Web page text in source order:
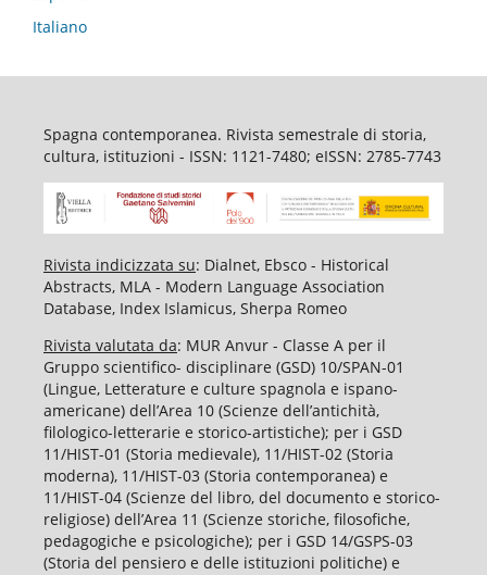
Italiano
Spagna contemporanea. Rivista semestrale di storia,
cultura, istituzioni - ISSN: 1121-7480; eISSN: 2785-7743
Rivista indicizzata su: Dialnet, Ebsco - Historical
Abstracts, MLA - Modern Language Association
Database, Index Islamicus, Sherpa Romeo
Rivista valutata da: MUR Anvur - Classe A per il
Gruppo scientifico- disciplinare (GSD) 10/SPAN-01
(Lingue, Letterature e culture spagnola e ispano-
americane) dell’Area 10 (Scienze dell’antichità,
filologico-letterarie e storico-artistiche); per i GSD
11/HIST-01 (Storia medievale), 11/HIST-02 (Storia
moderna), 11/HIST-03 (Storia contemporanea) e
11/HIST-04 (Scienze del libro, del documento e storico-
religiose) dell’Area 11 (Scienze storiche, filosofiche,
pedagogiche e psicologiche); per i GSD 14/GSPS-03
(Storia del pensiero e delle istituzioni politiche) e